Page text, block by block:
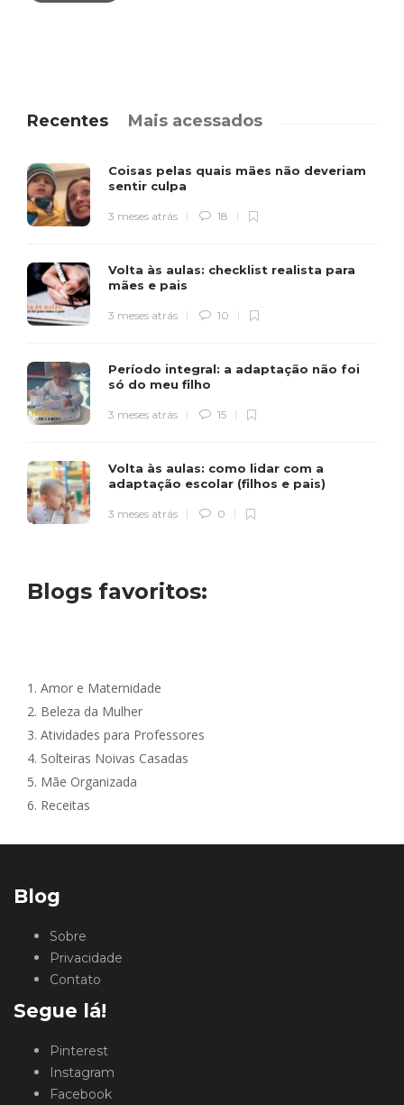
Recentes Mais acessados
Coisas pelas quais mães não deveriam
sentir culpa
3 meses atrás 18
Volta às aulas: checklist realista para
mães e pais
3 meses atrás 10
Período integral: a adaptação não foi
só do meu filho
3 meses atrás 15
Volta às aulas: como lidar com a
adaptação escolar (filhos e pais)
3 meses atrás 0
Blogs favoritos:
1. Amor e Maternidade
2. Beleza da Mulher
3. Atividades para Professores
4. Solteiras Noivas Casadas
5. Mãe Organizada
6. Receitas
Blog
Sobre
Privacidade
Contato
Segue lá!
Pinterest
Instagram
Facebook